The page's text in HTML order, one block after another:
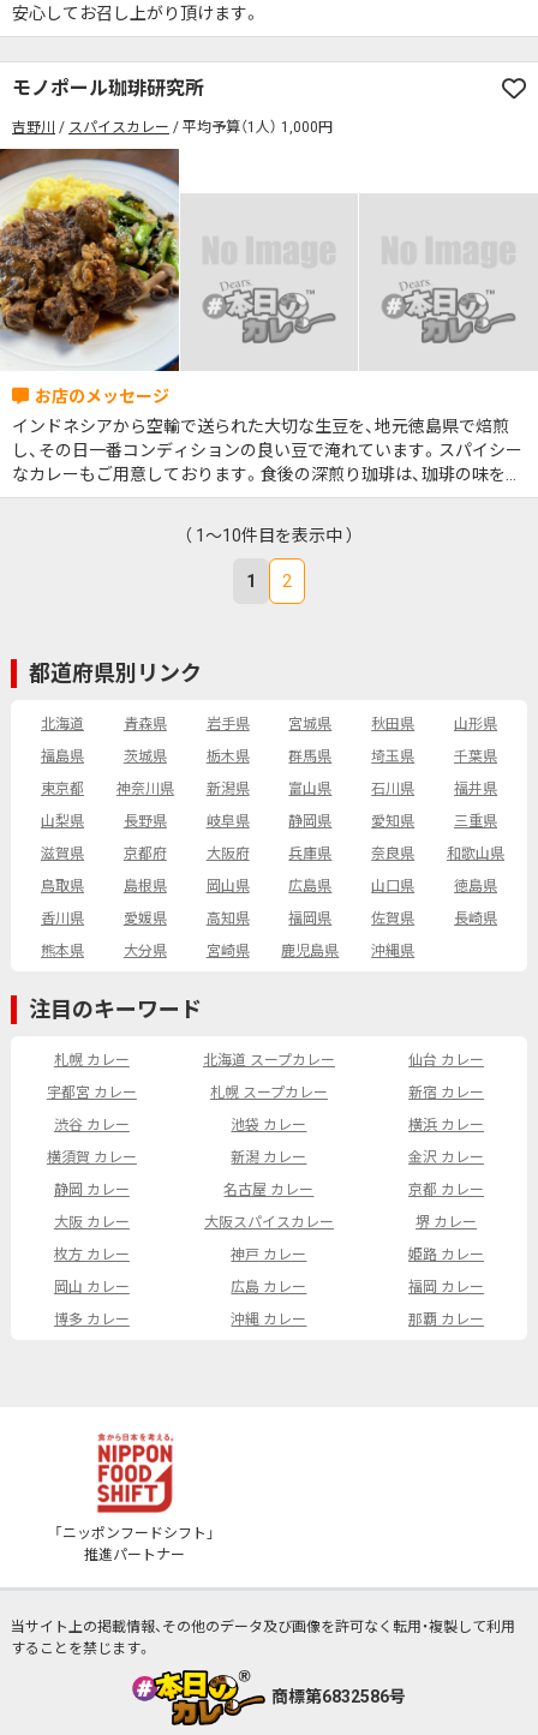
安心してお召し上がり頂けます。
モノポール珈琲研究所
吉野川 スパイスカレー 平均予算（1人） 1,000円
インドネシアから空輸で送られた大切な生豆を、地元徳島県で焙煎
し、その日一番コンディションの良い豆で淹れています。スパイシー
なカレーもご用意しております。食後の深煎り珈琲は、珈琲の味をさ
らに引き立てます。ぜひ、遊びに来てください。
（ 1～10件目を表示中 ）
1 2
都道府県別リンク
北海道 青森県 岩手県 宮城県 秋田県
山形県
福島県
茨城県 栃木県 群馬県 埼玉県
千葉県
東京都
神奈川県 新潟県 富山県 石川県
福井県
山梨県
長野県 岐阜県 静岡県 愛知県
三重県
滋賀県
京都府 大阪府 兵庫県 奈良県
和歌山県
鳥取県
島根県 岡山県 広島県 山口県
徳島県
香川県
愛媛県 高知県 福岡県 佐賀県
長崎県
熊本県
大分県 宮崎県 鹿児島県 沖縄県
注目のキーワード
札幌 カレー 北海道 スープカレー
仙台 カレー
宇都宮 カレー
札幌 スープカレー
新宿 カレー
渋谷 カレー
池袋 カレー
横浜 カレー
横須賀 カレー
新潟 カレー
金沢 カレー
静岡 カレー
名古屋 カレー
京都 カレー
大阪 カレー
大阪スパイスカレー
堺 カレー
枚方 カレー
神戸 カレー
姫路 カレー
岡山 カレー
広島 カレー
福岡 カレー
博多 カレー
沖縄 カレー 那覇 カレー
「ニッポンフードシフト」
推進パートナー
当サイト上の掲載情報、その他のデータ及び画像を許可なく転用・複製して利用
することを禁じます。
商標第6832586号